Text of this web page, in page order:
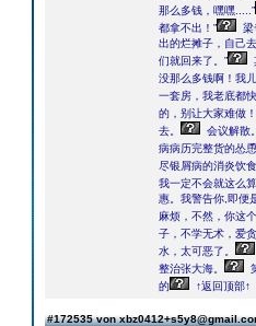
那么多钱，嘿嘿.....”
都拿不出！”
梁
出的烂摊子，自己
们就回来了。”
没那么多钱啊！我
一套房，我老底都
的，别让大家难做！
去。
会议解散
病病历完整货的怂
尽银屑病的消炎饮
我一定不会就这么
惠。我警告你,即便
麻烦，不然，你这
子，不学无术，爱
水，太可恶了。
整治张大海。
的
↑返回顶部↑
#172535 von